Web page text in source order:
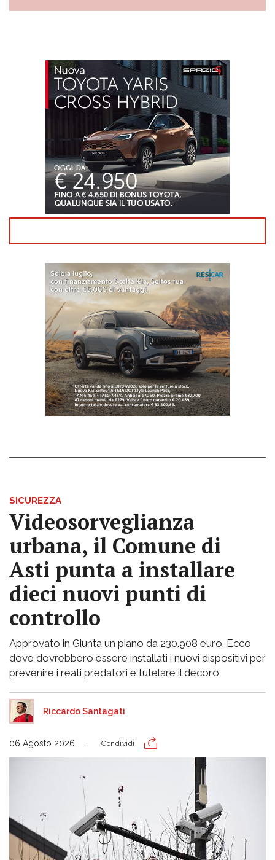
SICUREZZA
Videosorveglianza
urbana, il Comune di
Asti punta a installare
dieci nuovi punti di
controllo
Approvato in Giunta un piano da 230.908 euro. Ecco
dove dovrebbero essere installati i nuovi dispositivi per
prevenire i reati predatori e tutelare il decoro
Riccardo Santagati
06 Agosto 2026 Condividi